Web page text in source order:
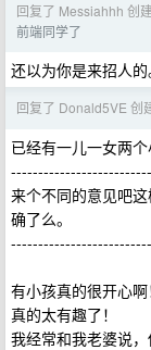
回复了 Messiahhh 创
前端同学了
还以为你是来招人的
回复了 Donald5VE 创
已经有一儿一女两个
来个不同的意见吧
确了么。
有小孩真的很开心
真的太有趣了！
我经常和我老婆说